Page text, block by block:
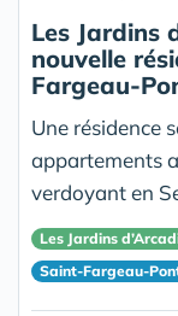
Les Jardins
nouvelle
Fargeau-
Une résidence
appartements
verdoyant en
Les Jardins
Saint-Fargeau-